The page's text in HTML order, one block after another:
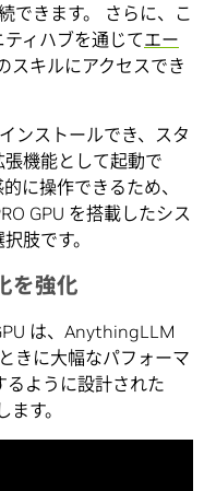
できます。 さらに、こ
ィハブを通じてエー
スキルにアクセスでき
ンストールでき、スタ
機能として起動で
に操作できるため、
GPU を搭載したシス
肢です。
を強化
は、AnythingLLM
きに大幅なパフォーマ
るように設計された
す。